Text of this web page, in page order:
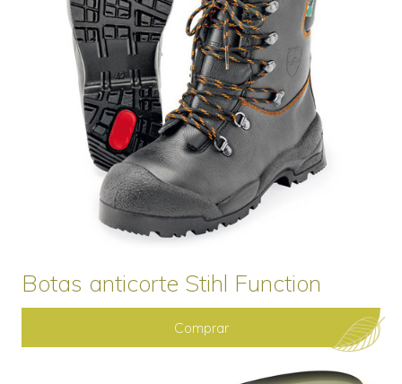
Botas anticorte Stihl Function
Comprar